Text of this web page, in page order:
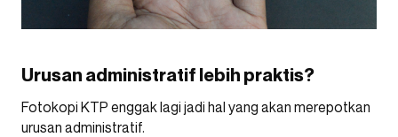
Urusan administratif lebih praktis?
Fotokopi KTP enggak lagi jadi hal yang akan merepotkan
urusan administratif.